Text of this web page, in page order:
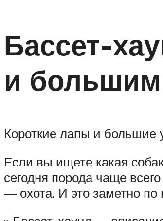
Бассет-
и
Короткие лапы и
Если вы ищете какая
сегодня порода чаще
— охота. И это заметно по